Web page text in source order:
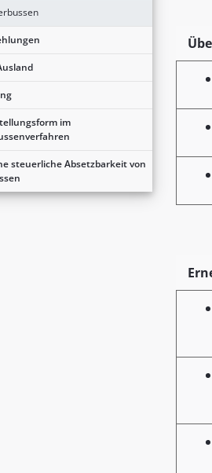
im
steuerliche Absetzbarkeit von